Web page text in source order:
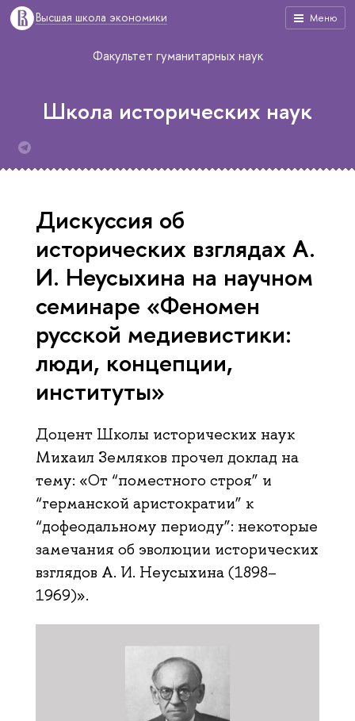
Меню
Высшая школа экономики
Факультет гуманитарных наук
Школа исторических наук
Дискуссия об
исторических взглядах А.
И. Неусыхина на научном
семинаре «Феномен
русской медиевистики:
люди, концепции,
институты»
Доцент Школы исторических наук
Михаил Земляков прочел доклад на
тему: «От “поместного строя” и
“германской аристократии” к
“дофеодальному периоду”: некоторые
замечания об эволюции исторических
взглядов А. И. Неусыхина (1898–
1969)».